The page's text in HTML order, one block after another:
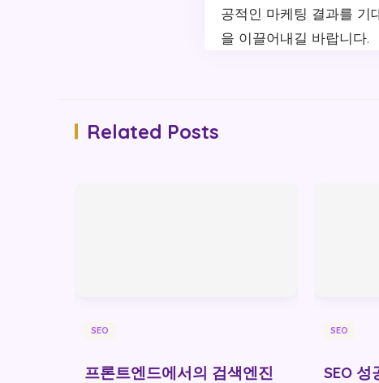
공적인 마케팅 결과를 기
을 이끌어내길 바랍니다.
Related Posts
SEO
프론트엔드에서의 검색엔진
SEO
SEO 성